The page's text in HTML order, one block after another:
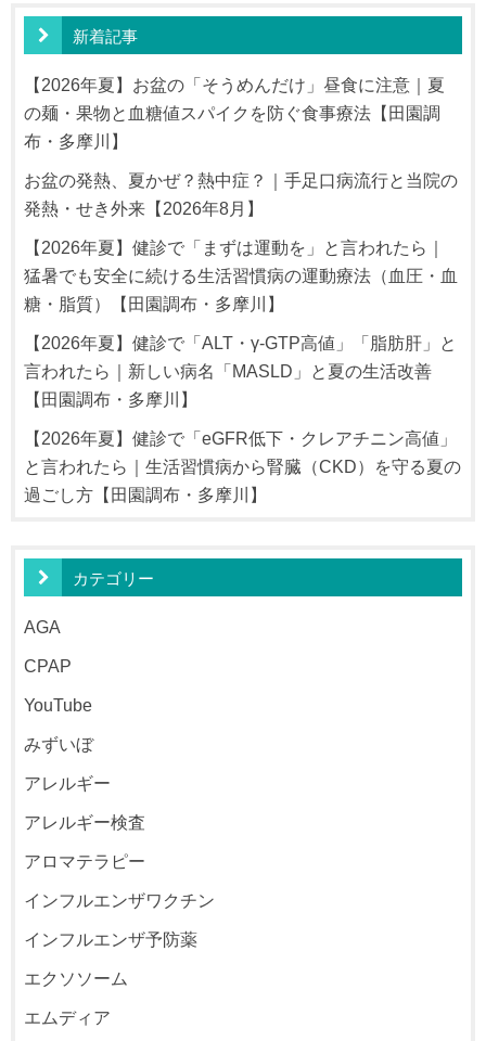
新着記事
【2026年夏】お盆の「そうめんだけ」昼食に注意｜夏
の麺・果物と血糖値スパイクを防ぐ食事療法【田園調
布・多摩川】
お盆の発熱、夏かぜ？熱中症？｜手足口病流行と当院の
発熱・せき外来【2026年8月】
【2026年夏】健診で「まずは運動を」と言われたら｜
猛暑でも安全に続ける生活習慣病の運動療法（血圧・血
糖・脂質）【田園調布・多摩川】
【2026年夏】健診で「ALT・γ-GTP高値」「脂肪肝」と
言われたら｜新しい病名「MASLD」と夏の生活改善
【田園調布・多摩川】
【2026年夏】健診で「eGFR低下・クレアチニン高値」
と言われたら｜生活習慣病から腎臓（CKD）を守る夏の
過ごし方【田園調布・多摩川】
カテゴリー
AGA
CPAP
YouTube
みずいぼ
アレルギー
アレルギー検査
アロマテラピー
インフルエンザワクチン
インフルエンザ予防薬
エクソソーム
エムディア